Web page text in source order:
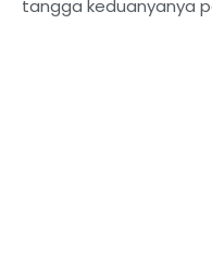
tangga keduanyanya